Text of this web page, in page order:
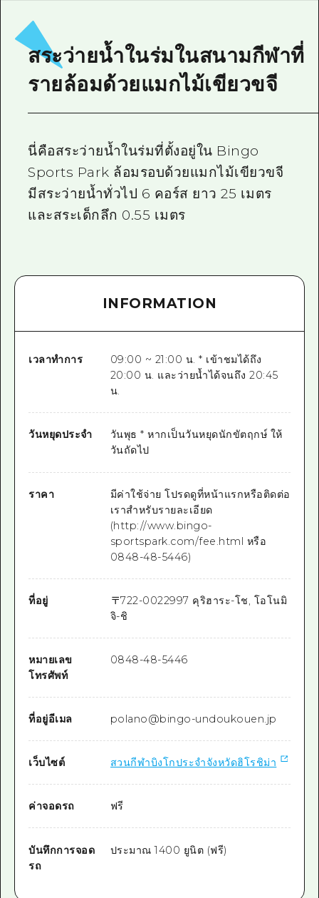
ดาวน์โหลดรูปภาพ
ข้อมูลการขนส่งระหว่างเกิดภัยพิบัติ
สระว่ายน้ำในร่มในสนามกีฬาที่
รายล้อมด้วยแมกไม้เขียวขจี
นี่คือสระว่ายน้ำในร่มที่ตั้งอยู่ใน Bingo
Sports Park ล้อมรอบด้วยแมกไม้เขียวขจี
มีสระว่ายน้ำทั่วไป 6 คอร์ส ยาว 25 เมตร
และสระเด็กลึก 0.55 เมตร
INFORMATION
เวลาทำการ
09:00 ~ 21:00 น. * เข้าชมได้ถึง
20:00 น. และว่ายน้ำได้จนถึง 20:45
น.
วันหยุดประจำ
วันพุธ * หากเป็นวันหยุดนักขัตฤกษ์ ให้
วันถัดไป
ราคา
มีค่าใช้จ่าย โปรดดูที่หน้าแรกหรือติดต่อ
เราสำหรับรายละเอียด
(http://www.bingo-
sportspark.com/fee.html หรือ
0848-48-5446)
ที่อยู่ 〒722-0022997 คุริฮาระ-โช, โอโนมิ
จิ-ชิ
หมายเลข
โทรศัพท์
0848-48-5446
ที่อยู่อีเมล polano@bingo-undoukouen.jp
เว็บไซต์ สวนกีฬาบิงโกประจำจังหวัดฮิโรชิม่า
ค่าจอดรถ ฟรี
บันทึกการจอด
รถ
ประมาณ 1400 ยูนิต (ฟรี)